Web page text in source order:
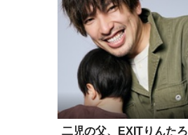
二児の父、EXITりんたろ